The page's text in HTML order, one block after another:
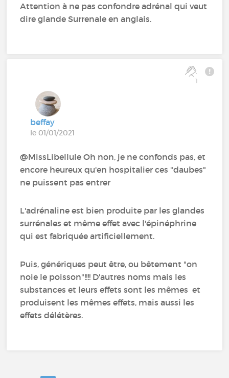
Attention à ne pas confondre adrénal qui veut
dire glande Surrenale en anglais.
1
beffay
le 01/01/2021
@MissLibellule Oh non, je ne confonds pas, et
encore heureux qu'en hospitalier ces "daubes"
ne puissent pas entrer
L'adrénaline est bien produite par les glandes
surrénales et même effet avec l'épinéphrine
qui est fabriquée artificiellement.
Puis, génériques peut être, ou bêtement "on
noie le poisson"!!!! D'autres noms mais les
substances et leurs effets sont les mêmes et
produisent les mêmes effets, mais aussi les
effets délétères.